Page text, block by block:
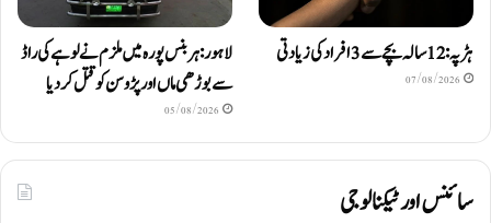
ہڑپہ: 12 سالہ بچے سے 3 افراد کی زیادتی
07/08/2026
لاہور: ہربنس پورہ میں ملزم نے لوہے کی راڈ
سے بوڑھی ماں اور پڑوسن کو قتل کر دیا
05/08/2026
سائنس اور ٹیکنالوجی